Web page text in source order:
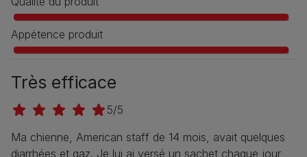
Appétence produit
Très efficace
5/5
Ma chienne, American staff de 14 mois, avait quelques
diarrhées et gaz. Je lui ai versé un sachet chaque jour,